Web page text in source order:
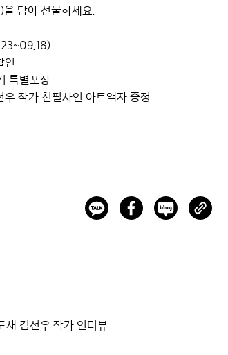
담아 선물하세요.
특별포장
작가 친필사인 아트액자 증정
새 김선우 작가 인터뷰